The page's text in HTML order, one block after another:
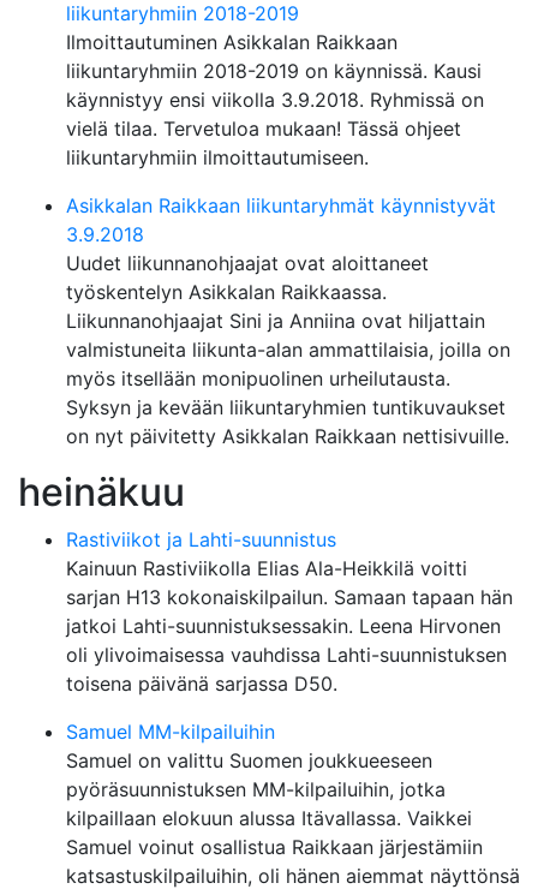
liikuntaryhmiin 2018-2019
Ilmoittautuminen Asikkalan Raikkaan
liikuntaryhmiin 2018-2019 on käynnissä. Kausi
käynnistyy ensi viikolla 3.9.2018. Ryhmissä on
vielä tilaa. Tervetuloa mukaan! Tässä ohjeet
liikuntaryhmiin ilmoittautumiseen.
Asikkalan Raikkaan liikuntaryhmät käynnistyvät
3.9.2018
Uudet liikunnanohjaajat ovat aloittaneet
työskentelyn Asikkalan Raikkaassa.
Liikunnanohjaajat Sini ja Anniina ovat hiljattain
valmistuneita liikunta-alan ammattilaisia, joilla on
myös itsellään monipuolinen urheilutausta.
Syksyn ja kevään liikuntaryhmien tuntikuvaukset
on nyt päivitetty Asikkalan Raikkaan nettisivuille.
heinäkuu
Rastiviikot ja Lahti-suunnistus
Kainuun Rastiviikolla Elias Ala-Heikkilä voitti
sarjan H13 kokonaiskilpailun. Samaan tapaan hän
jatkoi Lahti-suunnistuksessakin. Leena Hirvonen
oli ylivoimaisessa vauhdissa Lahti-suunnistuksen
toisena päivänä sarjassa D50.
Samuel MM-kilpailuihin
Samuel on valittu Suomen joukkueeseen
pyöräsuunnistuksen MM-kilpailuihin, jotka
kilpaillaan elokuun alussa Itävallassa. Vaikkei
Samuel voinut osallistua Raikkaan järjestämiin
katsastuskilpailuihin, oli hänen aiemmat näyttönsä